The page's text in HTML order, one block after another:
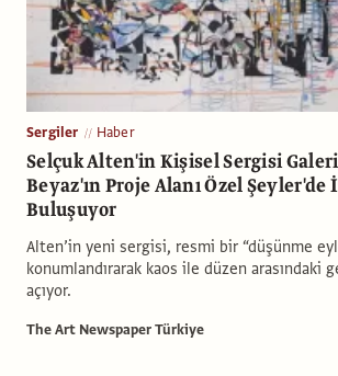
Sergiler Haber
Selçuk Alten'in Kişisel Sergisi
Beyaz'ın Proje Alanı Özel
Buluşuyor
Alten’in yeni sergisi, resmi bir “düşünme
konumlandırarak kaos ile düzen arasındaki
açıyor.
The Art Newspaper Türkiye